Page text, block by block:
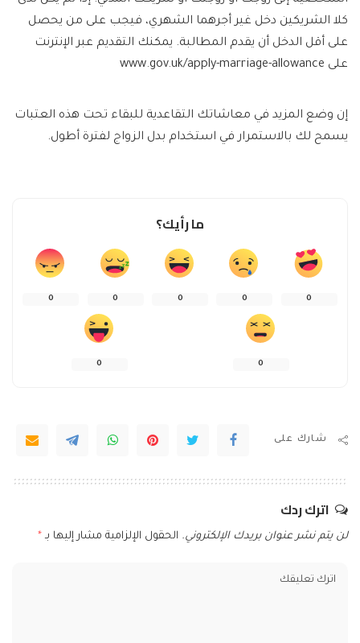
كلا الشريكين دخل غير أجرهما الشهري، فيجب على من يحصل
على أقل الدخل أن يقدم المطالبة. يمكنك التقديم عبر الإنترنت
على www.gov.uk/apply-marriage-allowance
إن وضع المزيد في معاشاتك التقاعدية للبقاء تحت هذه العتبات
يسمح لك بالاستمرار في استخدام بدل الزواج لفترة أطول.
ما رأيك؟
0
0
0
0
0
0
0
شارك على
اترك ردك
لن يتم نشر عنوان بريدك الإلكتروني. الحقول الإلزامية مشار إليها بـ *